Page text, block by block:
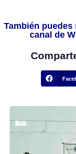
También
canal de